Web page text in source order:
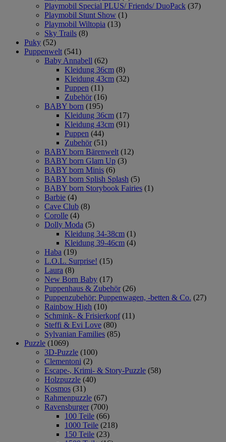
Playmobil Special PLUS/ Friends/ DuoPack (37)
Playmobil Stunt Show (1)
Playmobil Wiltopia (13)
Sky Trails (8)
Puky (52)
Puppenwelt (541)
Baby Annabell (62)
Kleidung 36cm (8)
Kleidung 43cm (32)
Puppen (11)
Zubehör (16)
BABY born (195)
Kleidung 36cm (17)
Kleidung 43cm (91)
Puppen (44)
Zubehör (51)
BABY born Bärenwelt (12)
BABY born Glam Up (3)
BABY born Minis (6)
BABY born Splish Splash (5)
BABY born Storybook Fairies (1)
Barbie (4)
Cave Club (8)
Corolle (4)
Dolly Moda (5)
Kleidung 34-38cm (1)
Kleidung 39-46cm (4)
Haba (19)
L.O.L. Surprise! (15)
Laura (8)
New Born Baby (17)
Puppenhaus & Zubehör (26)
Puppenzubehör: Puppenwagen, -betten & Co. (27)
Rainbow High (10)
Schmink- & Frisierkopf (11)
Steffi & Evi Love (80)
Sylvanian Families (85)
Puzzle (1069)
3D-Puzzle (100)
Clementoni (2)
Escape-, Krimi- & Story-Puzzle (58)
Holzpuzzle (40)
Kosmos (31)
Rahmenpuzzle (67)
Ravensburger (700)
100 Teile (66)
1000 Teile (218)
150 Teile (23)